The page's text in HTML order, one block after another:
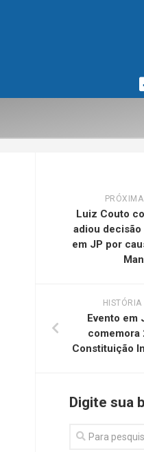
Luiz Couto
adiou
em JP por
Evento em
comemora
Constituição
Digite sua